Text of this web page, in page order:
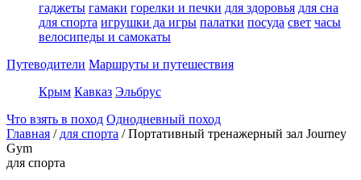
гаджеты гамаки горелки и печки для здоровья для сна
для спорта игрушки да игры палатки посуда свет часы
велосипеды и самокаты
Путеводители Маршруты и путешествия
Крым Кавказ Эльбрус
Что взять в поход Однодневный поход
Главная / для спорта / Портативный тренажерный зал Journey
Gym
для спорта